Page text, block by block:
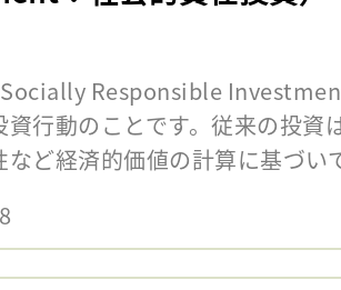
Responsible
資行動のことです。従来の投資
など経済的価値の計算に基づ